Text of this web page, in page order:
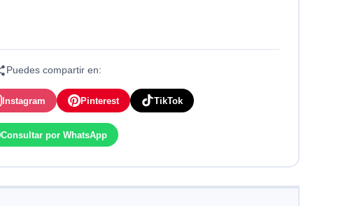
Puedes compartir en:
Instagram Pinterest TikTok
Consultar por WhatsApp